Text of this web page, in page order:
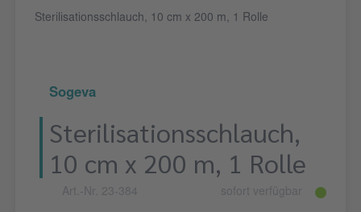
Sterilisationsschlauch, 10 cm x 200 m, 1 Rolle
Sogeva
Sterilisationsschlauch,
10 cm x 200 m, 1 Rolle
Art.-Nr. 23-384 sofort verfügbar